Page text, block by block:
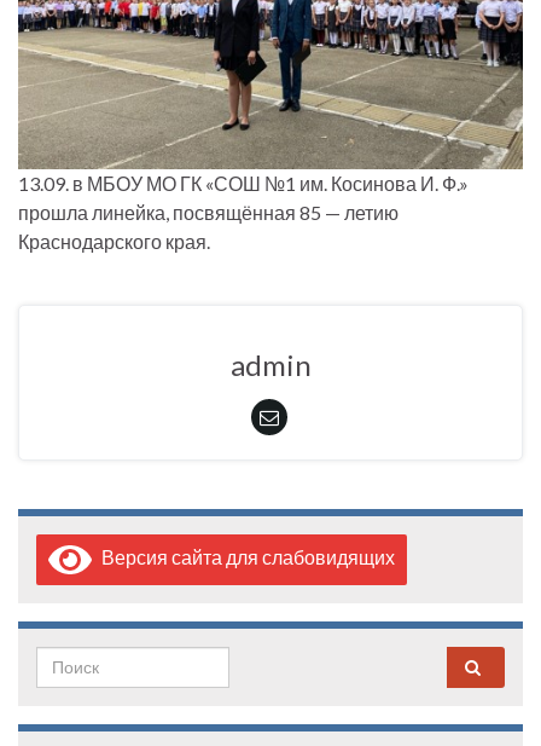
13.09. в МБОУ МО ГК «СОШ №1 им. Косинова И. Ф.»
прошла линейка, посвящённая 85 — летию
Краснодарского края.
admin
Версия сайта для слабовидящих
Search for: